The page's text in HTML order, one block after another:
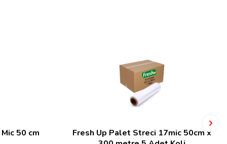
50 cm
Fresh Up Palet Streci 17mic 50cm x